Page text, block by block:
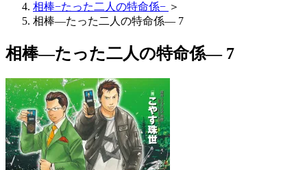
相棒−たった二人の特命係− ＞
相棒―たった二人の特命係― 7
相棒―たった二人の特命係― 7